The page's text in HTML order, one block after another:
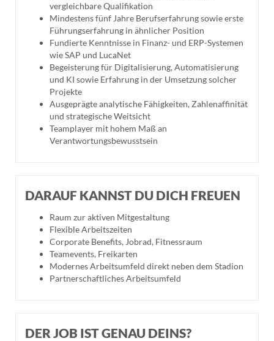
vergleichbare Qualifikation
Mindestens fünf Jahre Berufserfahrung sowie erste
Führungserfahrung in ähnlicher Position
Fundierte Kenntnisse in Finanz- und ERP-Systemen
wie SAP und LucaNet
Begeisterung für Digitalisierung, Automatisierung
und KI sowie Erfahrung in der Umsetzung solcher
Projekte
Ausgeprägte analytische Fähigkeiten, Zahlenaffinität
und strategische Weitsicht
Teamplayer mit hohem Maß an
Verantwortungsbewusstsein
DARAUF KANNST DU DICH FREUEN
Raum zur aktiven Mitgestaltung
Flexible Arbeitszeiten
Corporate Benefits, Jobrad, Fitnessraum
Teamevents, Freikarten
Modernes Arbeitsumfeld direkt neben dem Stadion
Partnerschaftliches Arbeitsumfeld
DER JOB IST GENAU DEINS?